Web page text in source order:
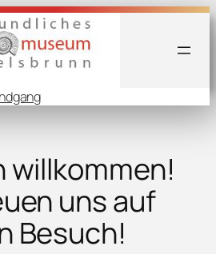
willkommen!
uns auf
Besuch!